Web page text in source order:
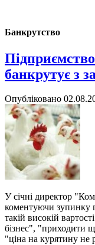
Банкрутство
банкрутує з
Опубліковано
У січні директор
коментуючи зупинку
такій високій
бізнес", "приходити
"ціна на курятину не